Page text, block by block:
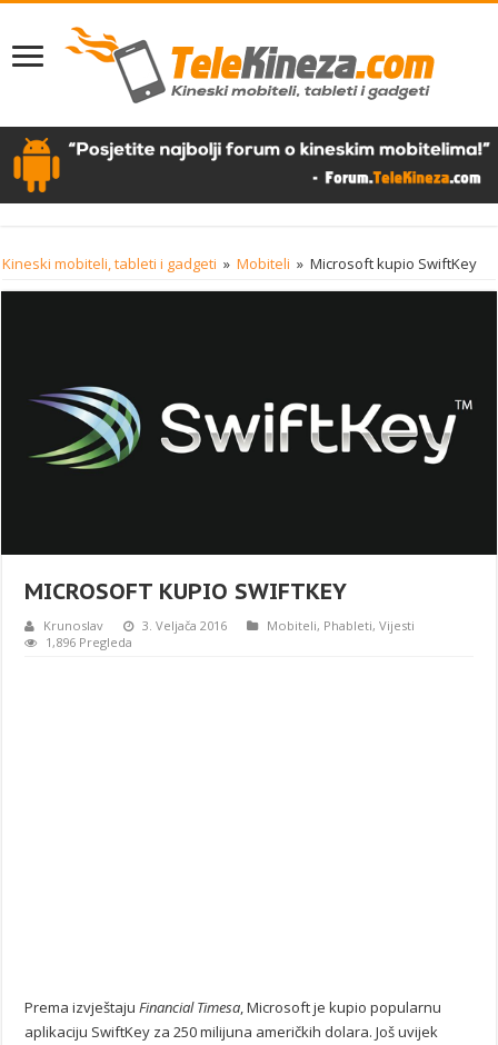
Kineski mobiteli, tableti i gadgeti » Mobiteli » Microsoft kupio SwiftKey
MICROSOFT KUPIO SWIFTKEY
Krunoslav 3. Veljača 2016 Mobiteli, Phableti,Vijesti
1,896 Pregleda
Prema izvještajuFinancial Timesa, Microsoft je kupio popularnu
aplikaciju SwiftKey za 250 milijuna američkih dolara. Još uvijek